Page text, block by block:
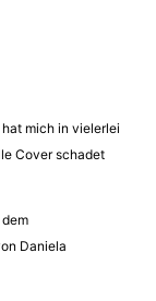
hat mich in vielerlei
Cover schadet
Daniela